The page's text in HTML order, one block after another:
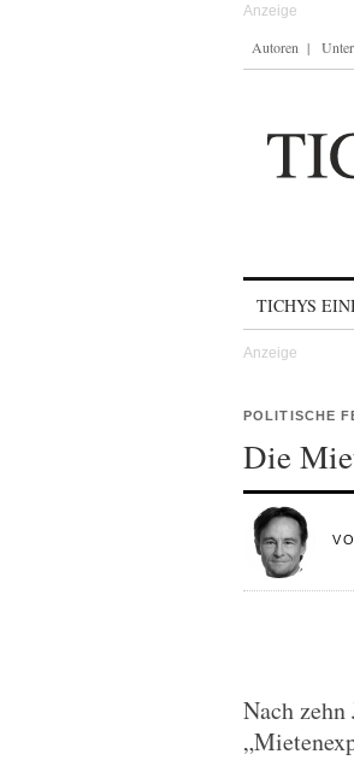
Autoren
TICHYS
POLITISCHE
Die
Nach